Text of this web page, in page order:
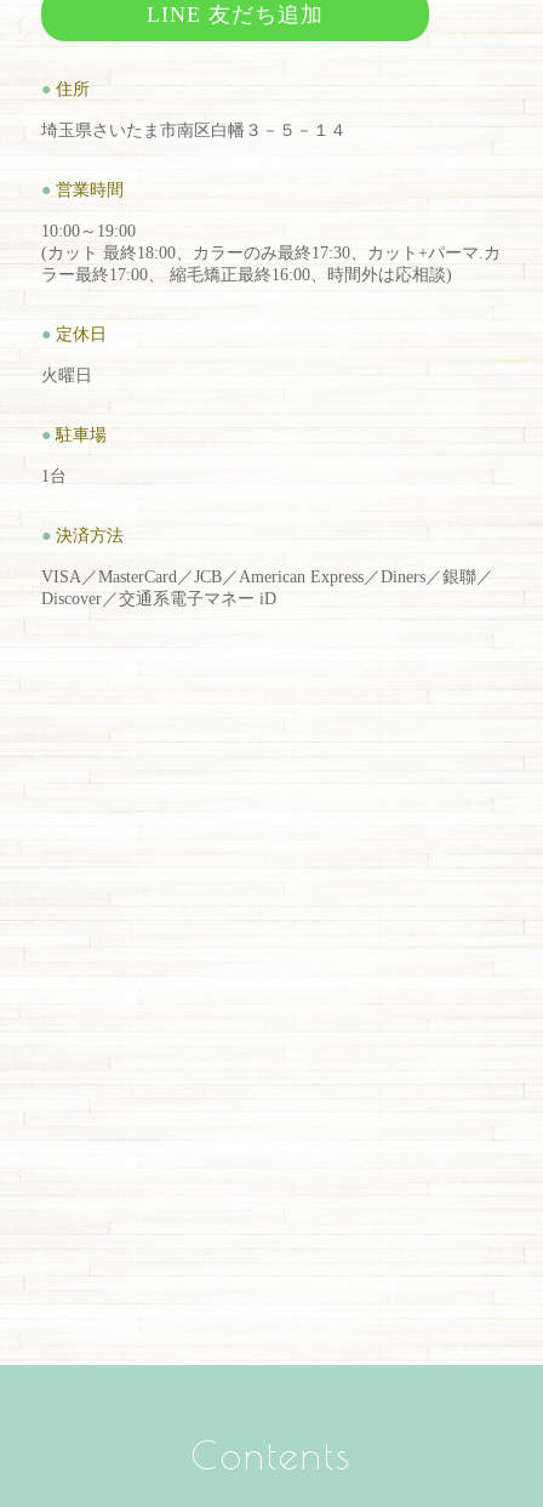
LINE 友だち追加
● 住所
埼玉県さいたま市南区白幡３－５－１４
● 営業時間
10:00～19:00
(カット 最終18:00、カラーのみ最終17:30、カット+パーマ.カ
ラー最終17:00、 縮毛矯正最終16:00、時間外は応相談)
● 定休日
火曜日
● 駐車場
1台
● 決済方法
VISA／MasterCard／JCB／American Express／Diners／銀聯／
Discover／交通系電子マネー iD
Contents